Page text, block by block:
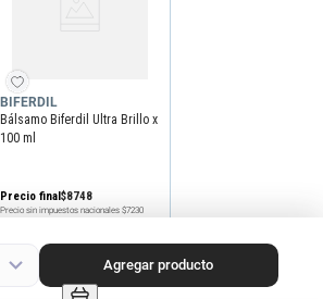
Agregar producto
BIFERDIL
Bálsamo Biferdil Ultra Brillo x
100 ml
Precio final$8748
Precio sin impuestos nacionales $7230
Agregar producto